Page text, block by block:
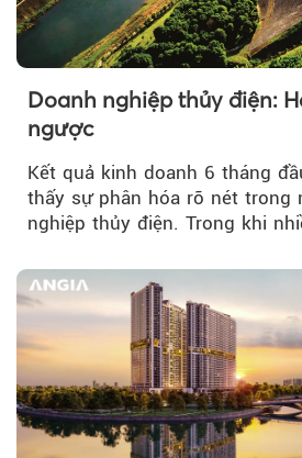
Doanh nghiệp thủy điện:
ngược
Kết quả kinh doanh 6 tháng
thấy sự phân hóa rõ nét trong
nghiệp thủy điện. Trong khi